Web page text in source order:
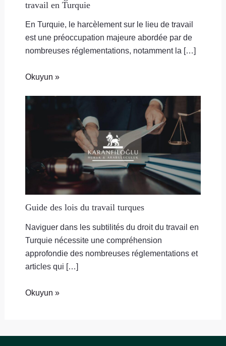
travail en Turquie
En Turquie, le harcèlement sur le lieu de travail
est une préoccupation majeure abordée par de
nombreuses réglementations, notamment la […]
Okuyun »
Guide des lois du travail turques
Naviguer dans les subtilités du droit du travail en
Turquie nécessite une compréhension
approfondie des nombreuses réglementations et
articles qui […]
Okuyun »